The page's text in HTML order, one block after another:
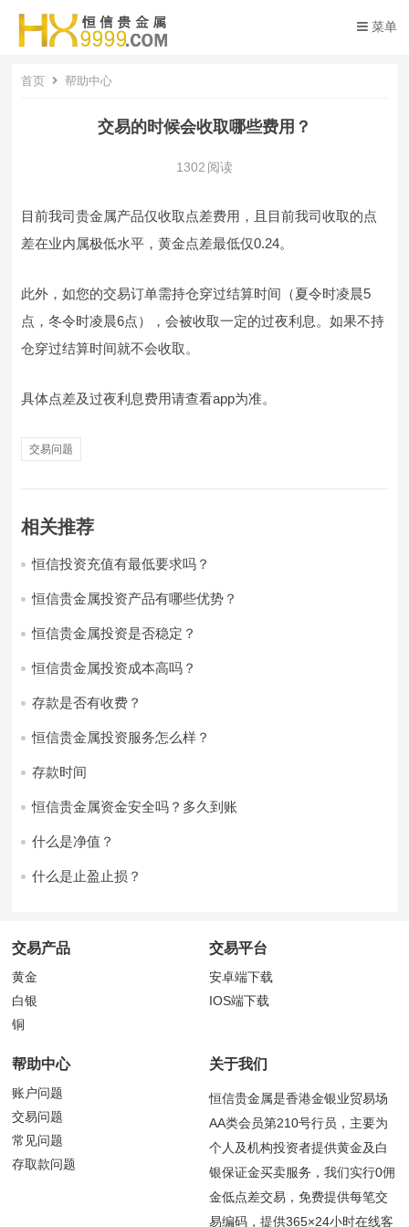
菜单
首页 帮助中心
交易的时候会收取哪些费用？
1302 阅读
目前我司贵金属产品仅收取点差费用，且目前我司收取的点
差在业内属极低水平，黄金点差最低仅0.24。
此外，如您的交易订单需持仓穿过结算时间（夏令时凌晨5
点，冬令时凌晨6点），会被收取一定的过夜利息。如果不持
仓穿过结算时间就不会收取。
具体点差及过夜利息费用请查看app为准。
交易问题
相关推荐
恒信投资充值有最低要求吗？
恒信贵金属投资产品有哪些优势？
恒信贵金属投资是否稳定？
恒信贵金属投资成本高吗？
存款是否有收费？
恒信贵金属投资服务怎么样？
存款时间
恒信贵金属资金安全吗？多久到账
什么是净值？
什么是止盈止损？
交易产品
黄金
白银
铜
交易平台
安卓端下载
IOS端下载
帮助中心
账户问题
交易问题
常见问题
存取款问题
关于我们
恒信贵金属是香港金银业贸易场
AA类会员第210号行员，主要为
个人及机构投资者提供黄金及白
银保证金买卖服务，我们实行0佣
金低点差交易，免费提供每笔交
易编码，提供365×24小时在线客